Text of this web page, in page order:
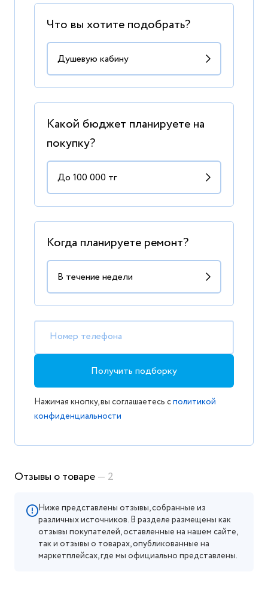
Что вы хотите подобрать?
Какой бюджет планируете на
покупку?
Когда планируете ремонт?
Номер телефона
Получить подборку
Нажимая кнопку, вы соглашаетесь сполитикой
конфиденциальности
Отзывы о товаре— 2
Ниже представлены отзывы, собранные из
различных источников. В разделе размещены как
отзывы покупателей, оставленные на нашем сайте,
так и отзывы о товарах, опубликованные на
маркетплейсах, где мы официально представлены.